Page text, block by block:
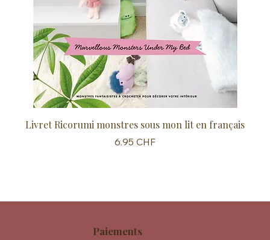
Livret Ricorumi monstres sous mon lit en français
Prix
6.95 CHF
Paiements